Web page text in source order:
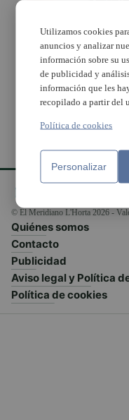
Los negocios que
han prosperado
durante la
© El Meridiano L'Horta 2026 -
Quiénes somos
Contacto
Publicidad
Aviso legal y Política
Política de cookies
Utilizamos cookies
anuncios y analizar
información sobre su
de publicidad y
información que les
recopilado a partir del
Política de cookies
Personalizar